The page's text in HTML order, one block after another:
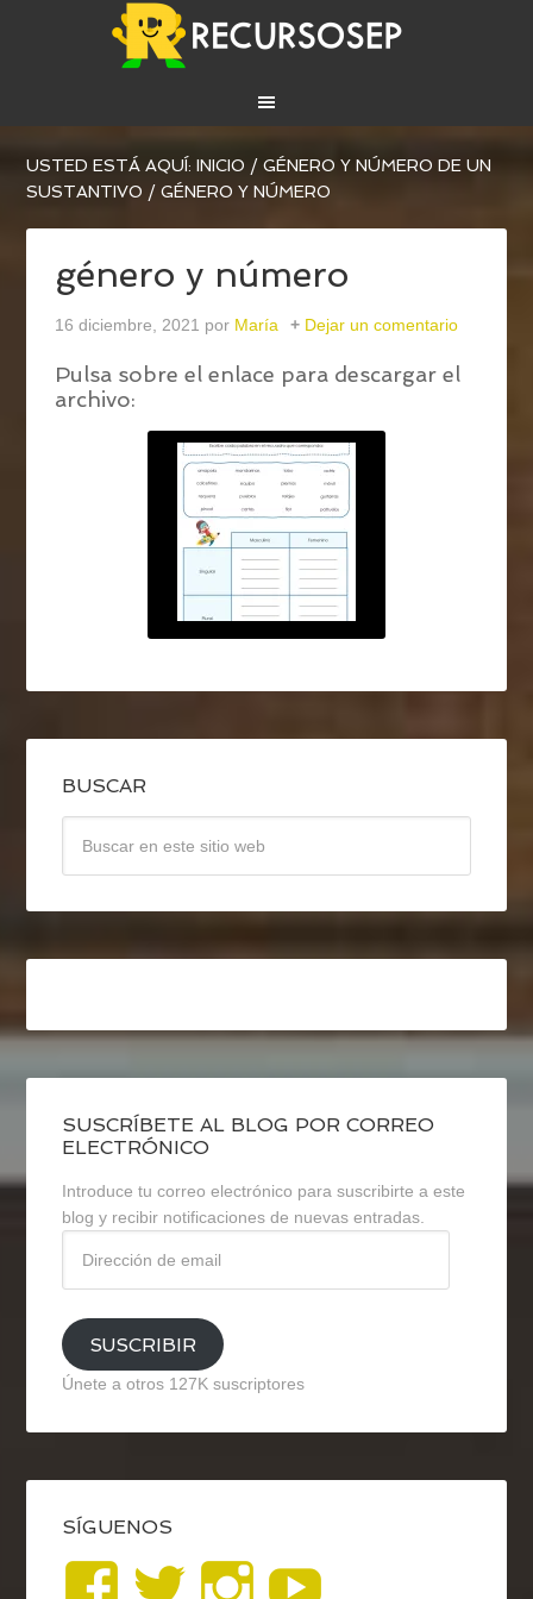
USTED ESTÁ AQUÍ:INICIO / GÉNERO Y NÚMERO DE UN
SUSTANTIVO / GÉNERO Y NÚMERO
género y número
16 diciembre, 2021 por María Dejar un comentario
Pulsa sobre el enlace para descargar el
archivo:
BUSCAR
SUSCRÍBETE AL BLOG POR CORREO
ELECTRÓNICO
Introduce tu correo electrónico para suscribirte a este
blog y recibir notificaciones de nuevas entradas.
email
SUSCRIBIR
Únete a otros 127K suscriptores
SÍGUENOS
VerVerVer